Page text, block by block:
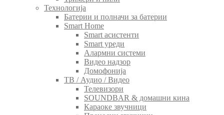
Технологија
Батерии и полначи за батерии
Smart Home
Smart асистенти
Smart уреди
Алармни системи
Видео надзор
Домофонија
ТВ / Аудио / Видео
Телевизори
SOUNDBAR & домашни кина
Караоке звучници